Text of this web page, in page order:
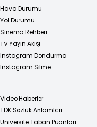
Hava Durumu
Yol Durumu
Sinema Rehberi
TV Yayın Akışı
Instagram Dondurma
Instagram Silme
Video Haberler
TDK Sözlük Anlamları
Üniversite Taban Puanları